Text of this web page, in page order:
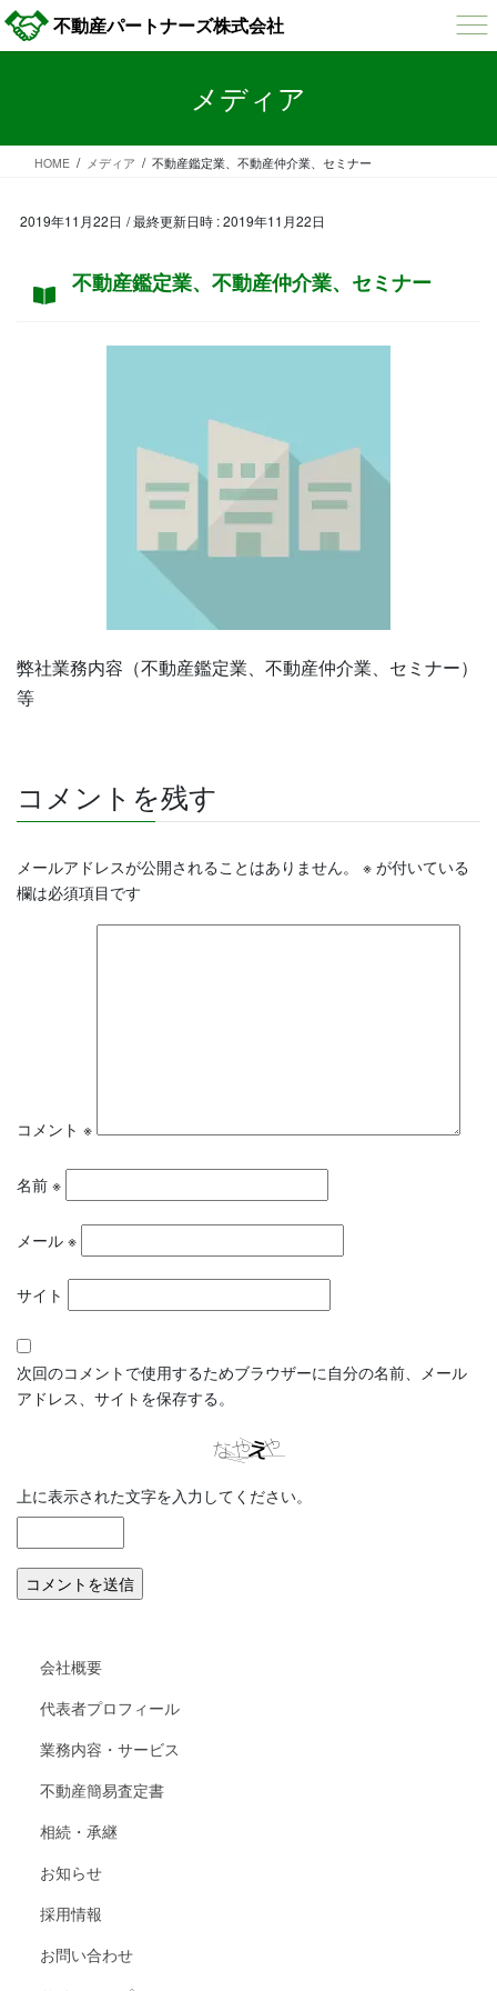
コ
ン
テ
ス
ナ
ビ
ゲ
ン
不動産パートナーズ株式会社
メディア
HOME メディア 不動産鑑定業、不動産仲介業、セミナー
2019年11月22日 / 最終更新日時 :2019年11月22日
不動産鑑定業、不動産仲介業、セミナー
弊社業務内容（不動産鑑定業、不動産仲介業、セミナー）
等
コメントを残す
メールアドレスが公開されることはありません。 ※ が付いている
欄は必須項目です
コメント ※
名前 ※
メール ※
サイト
次回のコメントで使用するためブラウザーに自分の名前、メール
アドレス、サイトを保存する。
上に表示された文字を入力してください。
会社概要
代表者プロフィール
業務内容・サービス
不動産簡易査定書
相続・承継
お知らせ
採用情報
お問い合わせ